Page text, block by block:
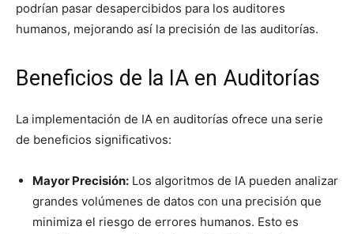
podrían pasar desapercibidos para los auditores
humanos, mejorando así la precisión de las auditorías.
Beneficios de la IA en Auditorías
La implementación de IA en auditorías ofrece una serie
de beneficios significativos:
Mayor Precisión: Los algoritmos de IA pueden analizar
grandes volúmenes de datos con una precisión que
minimiza el riesgo de errores humanos. Esto es